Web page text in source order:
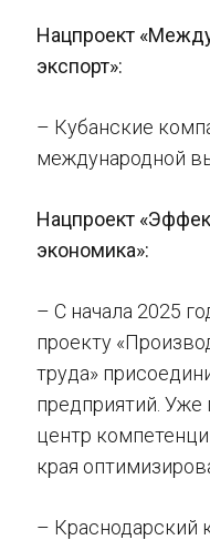
Нацпроект
экспорт»:
– Кубанские
международной
Нацпроект
экономика»:
– С начала 2025
проекту
труда»
предприятий. Уже
центр
края
– Краснодарский